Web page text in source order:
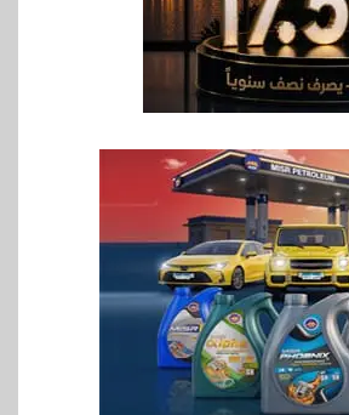
بنك مصر يشارك في فعالية اليوم
العالمي للشباب ويقدم العديد من
العروض المجانية
بنك QNB مصر يعزز جاهزية
المشروعات الصغيرة والمتوسطة
للنمو والتوسع
اخبار
فيكسد مصر و”حلول” تتشاركان
في تطوير أول منصة للسياحة
الصحية في مصر والشرق الأوسط
وأفريقيا Tour4Cure